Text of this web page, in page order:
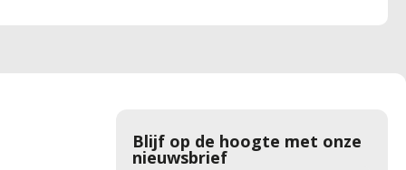
Blijf op de hoogte met onze
nieuwsbrief